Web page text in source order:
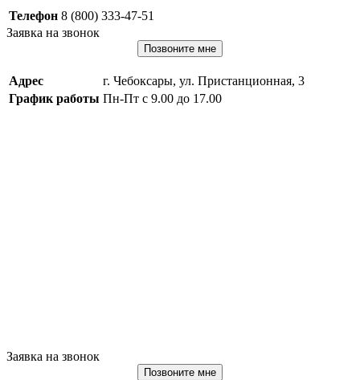
Телефон 8 (800) 333-47-51
Заявка на звонок
Позвоните мне
Адрес
г. Чебоксары, ул. Пристанционная, 3
График работы Пн-Пт с 9.00 до 17.00
Заявка на звонок
Позвоните мне